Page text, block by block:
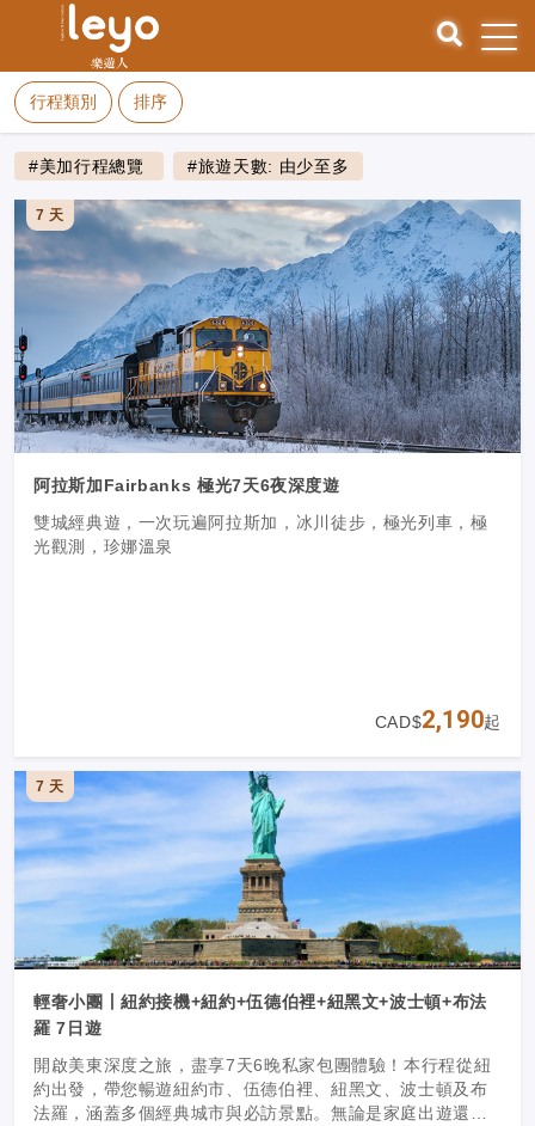
行程類別 排序
#美加行程總覽 #旅遊天數: 由少至多
7 天
阿拉斯加Fairbanks 極光7天6夜深度遊
雙城經典遊，一次玩遍阿拉斯加，冰川徒步，極光列車，極
光觀測，珍娜溫泉
CAD$2,190起
7 天
輕奢小團丨紐約接機+紐約+伍德伯裡+紐黑文+波士頓+布法
羅 7日遊
開啟美東深度之旅，盡享7天6晚私家包團體驗！本行程從紐
約出發，帶您暢遊紐約市、伍德伯裡、紐黑文、波士頓及布
法羅，涵蓋多個經典城市與必訪景點。無論是家庭出遊還是